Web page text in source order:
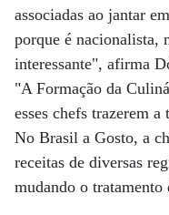
associadas ao jantar
porque é nacionalista,
interessante", afirma
"A Formação da
esses chefs trazerem
No Brasil a Gosto, a
receitas de diversas
mudando o tratamento